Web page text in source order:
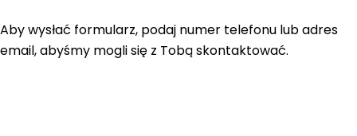
Aby wysłać formularz, podaj numer telefonu lub adres
email, abyśmy mogli się z Tobą skontaktować.